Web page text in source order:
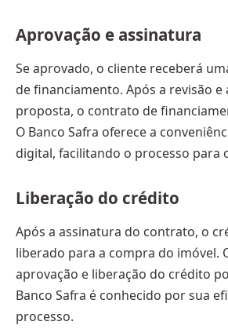
Aprovação e assinatura
Se aprovado, o cliente receberá
de financiamento. Após a revisão e
proposta, o contrato de
O Banco Safra oferece a
digital, facilitando o processo para
Liberação do crédito
Após a assinatura do contrato, o
liberado para a compra do imóvel.
aprovação e liberação do crédito
Banco Safra é conhecido por sua
processo.